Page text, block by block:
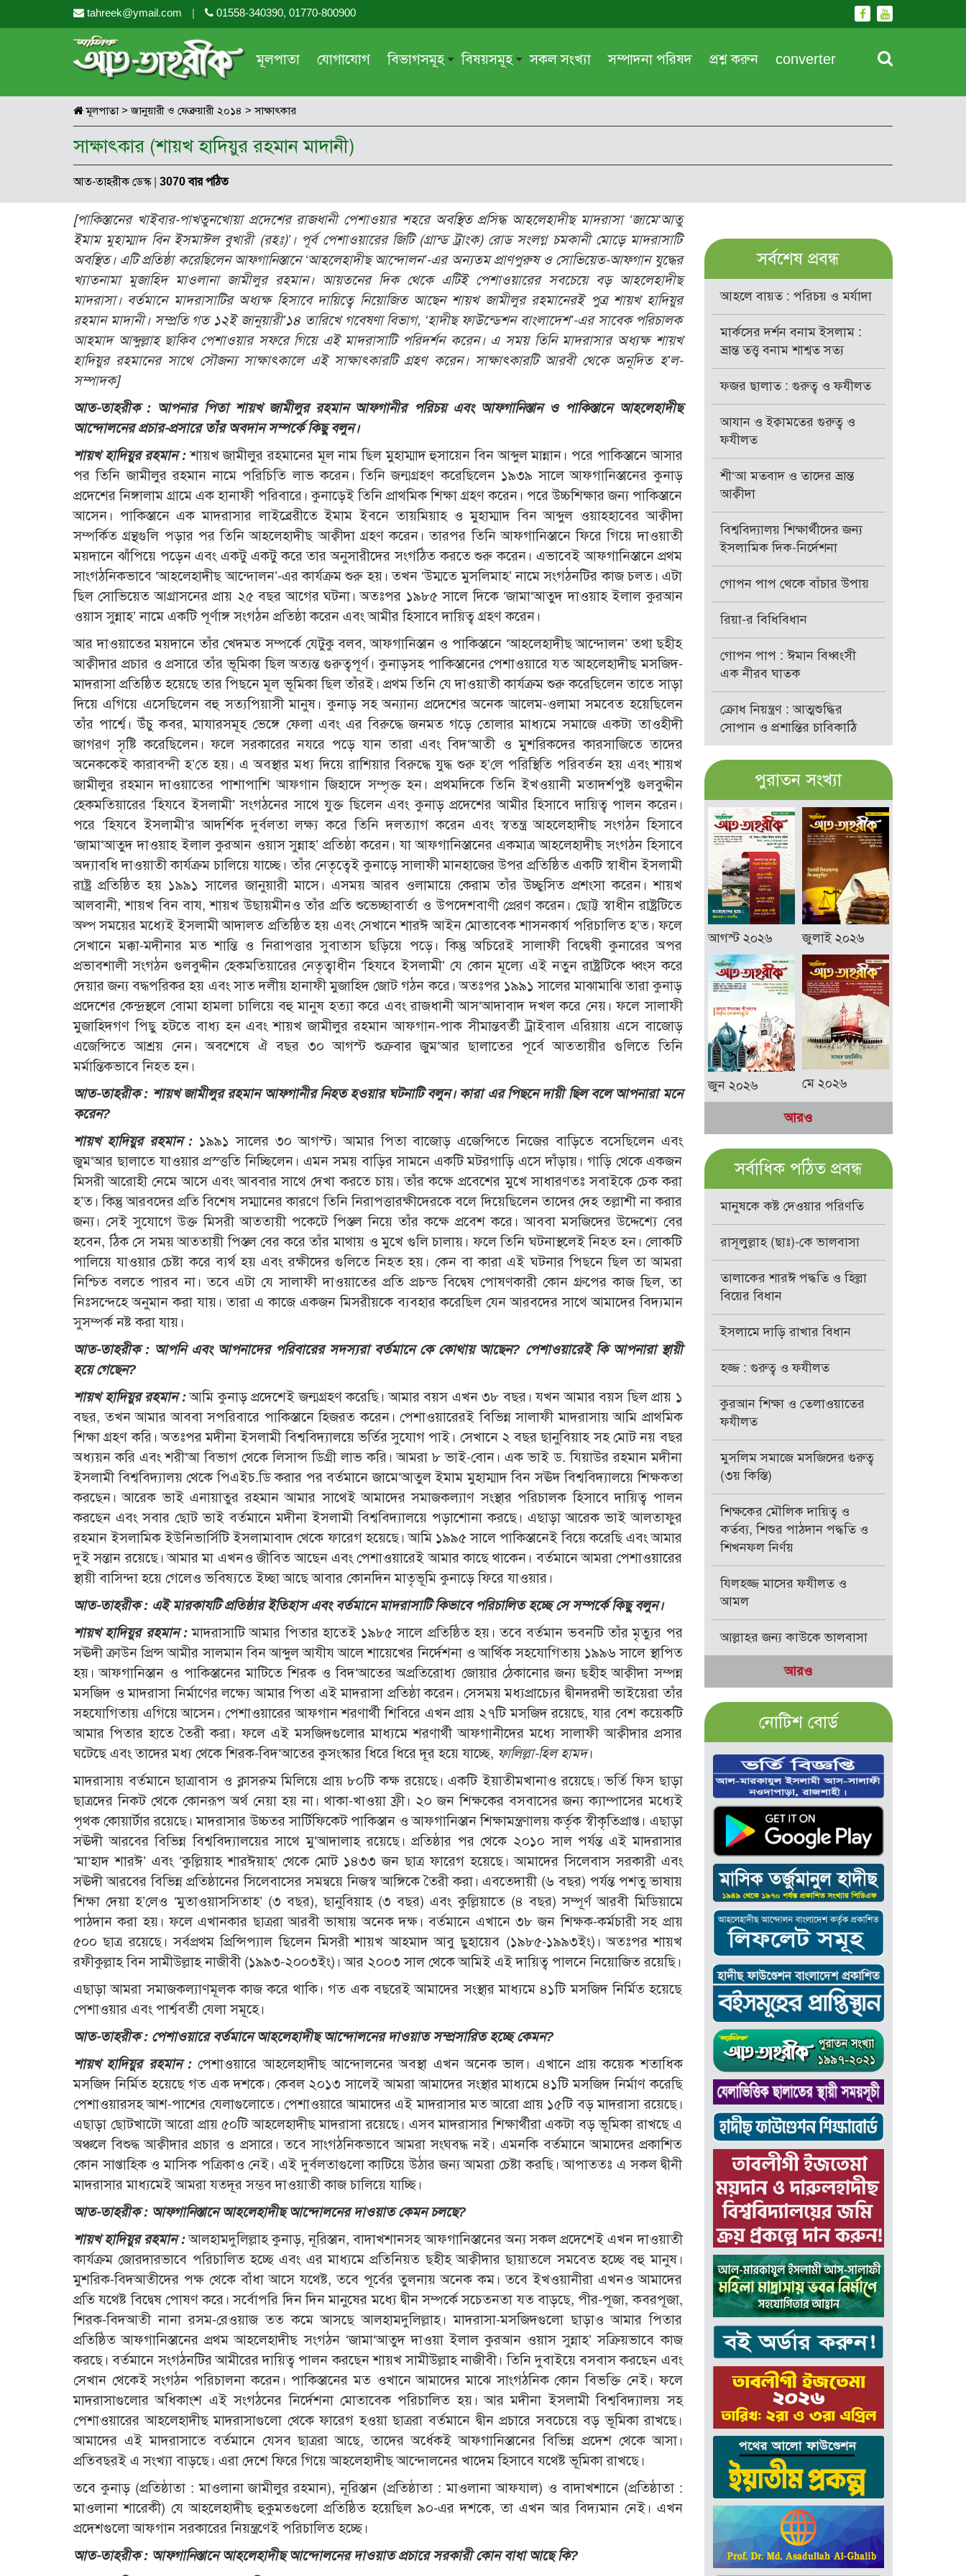
tahreek@ymail.com | 01558-340390, 01770-800900
মূলপাতা যোগাযোগ বিভাগসমূহ
সাময়িক প্রসঙ্গ
সময়ের ভাবনা
মহিলা অঙ্গন
আরও
বিষয়সমূহ
পরকাল
নীতি-নৈতিকতা
তারবিয়াত
আরও
সকল সংখ্যা সম্পাদনা পরিষদ প্রশ্ন করুন converter
মূলপাতা> জানুয়ারী ও ফেব্রুয়ারী ২০১৪ > সাক্ষাৎকার
সাক্ষাৎকার (শায়খ হাদিয়ুর রহমান মাদানী)
আত-তাহরীক ডেস্ক| 3070 বার পঠিত
[পাকিস্তানের খাইবার-পাখতুনখোয়া প্রদেশের রাজধানী পেশাওয়ার শহরে অবস্থিত প্রসিদ্ধ আহলেহাদীছ মাদরাসা ‘জামে‘আতু
ইমাম মুহাম্মাদ বিন ইসমাঈল বুখারী (রহঃ)’। পূর্ব পেশাওয়ারের জিটি (গ্রান্ড ট্রাংক) রোড সংলগ্ন চমকানী মোড়ে মাদরাসাটি
অবস্থিত। এটি প্রতিষ্ঠা করেছিলেন আফগানিস্তানে ‘আহলেহাদীছ আন্দোলন’-এর অন্যতম প্রাণপুরুষ ও সোভিয়েত-আফগান যুদ্ধের
খ্যাতনামা মুজাহিদ মাওলানা জামীলুর রহমান। আয়তনের দিক থেকে এটিই পেশাওয়ারের সবচেয়ে বড় আহলেহাদীছ
মাদরাসা। বর্তমানে মাদরাসাটির অধ্যক্ষ হিসাবে দায়িত্বে নিয়োজিত আছেন শায়খ জামীলুর রহমানেরই পুত্র শায়খ হাদিয়ুর
রহমান মাদানী। সম্প্রতি গত ১২ই জানুয়ারী’১৪ তারিখে গবেষণা বিভাগ, ‘হাদীছ ফাউন্ডেশন বাংলাদেশ’-এর সাবেক পরিচালক
আহমাদ আব্দুল্লাহ ছাকিব পেশাওয়ার সফরে গিয়ে এই মাদরাসাটি পরিদর্শন করেন। এ সময় তিনি মাদরাসার অধ্যক্ষ শায়খ
হাদিয়ুর রহমানের সাথে সৌজন্য সাক্ষাৎকালে এই সাক্ষাৎকারটি গ্রহণ করেন। সাক্ষাৎকারটি আরবী থেকে অনূদিত হ’ল-
সম্পাদক]
আত-তাহরীক : আপনার পিতা শায়খ জামীলুর রহমান আফগানীর পরিচয় এবং আফগানিস্তান ও পাকিস্তানে আহলেহাদীছ
আন্দোলনের প্রচার-প্রসারে তাঁর অবদান সম্পর্কে কিছু বলুন।
শায়খ হাদিয়ুর রহমান :শায়খ জামীলুর রহমানের মূল নাম ছিল মুহাম্মাদ হুসায়েন বিন আব্দুল মান্নান। পরে পাকিস্তানে আসার
পর তিনি জামীলুর রহমান নামে পরিচিতি লাভ করেন। তিনি জন্মগ্রহণ করেছিলেন ১৯৩৯ সালে আফগানিস্তানের কুনাড়
প্রদেশের নিঙ্গালাম গ্রামে এক হানাফী পরিবারে। কুনাড়েই তিনি প্রাথমিক শিক্ষা গ্রহণ করেন। পরে উচ্চশিক্ষার জন্য পাকিস্তানে
আসেন। পাকিস্তানে এক মাদরাসার লাইব্রেরীতে ইমাম ইবনে তায়মিয়াহ ও মুহাম্মাদ বিন আব্দুল ওয়াহহাবের আক্বীদা
সম্পর্কিত গ্রন্থগুলি পড়ার পর তিনি আহলেহাদীছ আক্বীদা গ্রহণ করেন। তারপর তিনি আফগানিস্তানে ফিরে গিয়ে দাওয়াতী
ময়দানে ঝাঁপিয়ে পড়েন এবং একটু একটু করে তার অনুসারীদের সংগঠিত করতে শুরু করেন। এভাবেই আফগানিস্তানে প্রথম
সাংগঠনিকভাবে ‘আহলেহাদীছ আন্দোলন’-এর কার্যক্রম শুরু হয়। তখন ‘উম্মতে মুসলিমাহ’ নামে সংগঠনটির কাজ চলত। এটা
ছিল সোভিয়েত আগ্রাসনের প্রায় ২৫ বছর আগের ঘটনা। অতঃপর ১৯৮৫ সালে দিকে ‘জামা‘আতুদ দাওয়াহ ইলাল কুরআন
ওয়াস সুন্নাহ’ নামে একটি পূর্ণাঙ্গ সংগঠন প্রতিষ্ঠা করেন এবং আমীর হিসাবে দায়িত্ব গ্রহণ করেন।
আর দাওয়াতের ময়দানে তাঁর খেদমত সম্পর্কে যেটুকু বলব, আফগানিস্তান ও পাকিস্তানে ‘আহলেহাদীছ আন্দোলন’ তথা ছহীহ
আক্বীদার প্রচার ও প্রসারে তাঁর ভূমিকা ছিল অত্যন্ত গুরুত্বপূর্ণ। কুনাড়সহ পাকিস্তানের পেশাওয়ারে যত আহলেহাদীছ মসজিদ-
মাদরাসা প্রতিষ্ঠিত হয়েছে তার পিছনে মূল ভূমিকা ছিল তাঁরই। প্রথম তিনি যে দাওয়াতী কার্যক্রম শুরু করেছিলেন তাতে সাড়া
দিয়ে এগিয়ে এসেছিলেন বহু সত্যপিয়াসী মানুষ। কুনাড় সহ অন্যান্য প্রদেশের অনেক আলেম-ওলামা সমবেত হয়েছিলেন
তাঁর পার্শ্বে। উঁচু কবর, মাযারসমূহ ভেঙ্গে ফেলা এবং এর বিরুদ্ধে জনমত গড়ে তোলার মাধ্যমে সমাজে একটা তাওহীদী
জাগরণ সৃষ্টি করেছিলেন। ফলে সরকারের নযরে পড়ে যান তারা এবং বিদ‘আতী ও মুশরিকদের কারসাজিতে তাদের
অনেককেই কারাবন্দী হ’তে হয়। এ অবস্থার মধ্য দিয়ে রাশিয়ার বিরুদ্ধে যুদ্ধ শুরু হ’লে পরিস্থিতি পরিবর্তন হয় এবং শায়খ
জামীলুর রহমান দাওয়াতের পাশাপাশি আফগান জিহাদে সম্পৃক্ত হন। প্রথমদিকে তিনি ইখওয়ানী মতাদর্শপুষ্ট গুলবুদ্দীন
হেকমতিয়ারের ‘হিযবে ইসলামী’ সংগঠনের সাথে যুক্ত ছিলেন এবং কুনাড় প্রদেশের আমীর হিসাবে দায়িত্ব পালন করেন।
পরে ‘হিযবে ইসলামী’র আদর্শিক দুর্বলতা লক্ষ্য করে তিনি দলত্যাগ করেন এবং স্বতন্ত্র আহলেহাদীছ সংগঠন হিসাবে
‘জামা‘আতুদ দাওয়াহ ইলাল কুরআন ওয়াস সুন্নাহ’ প্রতিষ্ঠা করেন। যা আফগানিস্তানের একমাত্র আহলেহাদীছ সংগঠন হিসাবে
অদ্যাবধি দাওয়াতী কার্যক্রম চালিয়ে যাচ্ছে। তাঁর নেতৃত্বেই কুনাড়ে সালাফী মানহাজের উপর প্রতিষ্ঠিত একটি স্বাধীন ইসলামী
রাষ্ট্র প্রতিষ্ঠিত হয় ১৯৯১ সালের জানুয়ারী মাসে। এসময় আরব ওলামায়ে কেরাম তাঁর উচ্ছ্বসিত প্রশংসা করেন। শায়খ
আলবানী, শায়খ বিন বায, শায়খ উছায়মীনও তাঁর প্রতি শুভেচ্ছাবার্তা ও উপদেশবাণী প্রেরণ করেন। ছোট্ট স্বাধীন রাষ্ট্রটিতে
অল্প সময়ের মধ্যেই ইসলামী আদালত প্রতিষ্ঠিত হয় এবং সেখানে শারঈ আইন মোতাবেক শাসনকার্য পরিচালিত হ’ত। ফলে
সেখানে মক্কা-মদীনার মত শান্তি ও নিরাপত্তার সুবাতাস ছড়িয়ে পড়ে। কিন্তু অচিরেই সালাফী বিদ্বেষী কুনারের অপর
প্রভাবশালী সংগঠন গুলবুদ্দীন হেকমতিয়ারের নেতৃত্বাধীন ‘হিযবে ইসলামী’ যে কোন মূল্যে এই নতুন রাষ্ট্রটিকে ধ্বংস করে
দেয়ার জন্য বদ্ধপরিকর হয় এবং সাত দলীয় হানাফী মুজাহিদ জোট গঠন করে। অতঃপর ১৯৯১ সালের মাঝামাঝি তারা কুনাড়
প্রদেশের কেন্দ্রস্থলে বোমা হামলা চালিয়ে বহু মানুষ হত্যা করে এবং রাজধানী আস‘আদাবাদ দখল করে নেয়। ফলে সালাফী
মুজাহিদগণ পিছু হটতে বাধ্য হন এবং শায়খ জামীলুর রহমান আফগান-পাক সীমান্তবর্তী ট্রাইবাল এরিয়ায় এসে বাজোড়
এজেন্সিতে আশ্রয় নেন। অবশেষে ঐ বছর ৩০ আগস্ট শুক্রবার জুম‘আর ছালাতের পূর্বে আততায়ীর গুলিতে তিনি
মর্মান্তিকভাবে নিহত হন।
আত-তাহরীক : শায়খ জামীলুর রহমান আফগানীর নিহত হওয়ার ঘটনাটি বলুন। কারা এর পিছনে দায়ী ছিল বলে আপনারা মনে
করেন?
শায়খ হাদিয়ুর রহমান : ১৯৯১ সালের ৩০ আগস্ট। আমার পিতা বাজোড় এজেন্সিতে নিজের বাড়িতে বসেছিলেন এবং
জুম‘আর ছালাতে যাওয়ার প্রস্ত্ততি নিচ্ছিলেন। এমন সময় বাড়ির সামনে একটি মটরগাড়ি এসে দাঁড়ায়। গাড়ি থেকে একজন
মিসরী আরোহী নেমে আসে এবং আববার সাথে দেখা করতে চায়। তাঁর কক্ষে প্রবেশের মুখে সাধারণতঃ সবাইকে চেক করা
হ’ত। কিন্তু আরবদের প্রতি বিশেষ সম্মানের কারণে তিনি নিরাপত্তারক্ষীদেরকে বলে দিয়েছিলেন তাদের দেহ তল্লাশী না করার
জন্য। সেই সুযোগে উক্ত মিসরী আততায়ী পকেটে পিস্তল নিয়ে তাঁর কক্ষে প্রবেশ করে। আববা মসজিদের উদ্দেশ্যে বের
হবেন, ঠিক সে সময় আততায়ী পিস্তল বের করে তাঁর মাথায় ও মুখে গুলি চালায়। ফলে তিনি ঘটনাস্থলেই নিহত হন। লোকটি
পালিয়ে যাওয়ার চেষ্টা করে ব্যর্থ হয় এবং রক্ষীদের গুলিতে নিহত হয়। কেন বা কারা এই ঘটনার পিছনে ছিল তা আমরা
নিশ্চিত বলতে পারব না। তবে এটা যে সালাফী দাওয়াতের প্রতি প্রচন্ড বিদ্বেষ পোষণকারী কোন গ্রুপের কাজ ছিল, তা
নিঃসন্দেহে অনুমান করা যায়। তারা এ কাজে একজন মিসরীয়কে ব্যবহার করেছিল যেন আরবদের সাথে আমাদের বিদ্যমান
সুসম্পর্ক নষ্ট করা যায়।
আত-তাহরীক : আপনি এবং আপনাদের পরিবারের সদস্যরা বর্তমানে কে কোথায় আছেন? পেশাওয়ারেই কি আপনারা স্থায়ী
হয়ে গেছেন?
শায়খ হাদিয়ুর রহমান :আমি কুনাড় প্রদেশেই জন্মগ্রহণ করেছি। আমার বয়স এখন ৩৮ বছর। যখন আমার বয়স ছিল প্রায় ১
বছর, তখন আমার আববা সপরিবারে পাকিস্তানে হিজরত করেন। পেশাওয়ারেরই বিভিন্ন সালাফী মাদরাসায় আমি প্রাথমিক
শিক্ষা গ্রহণ করি। অতঃপর মদীনা ইসলামী বিশ্ববিদ্যালয়ে ভর্তির সুযোগ পাই। সেখানে ২ বছর ছানুবিয়াহ সহ মোট নয় বছর
অধ্যয়ন করি এবং শরী‘আ বিভাগ থেকে লিসান্স ডিগ্রী লাভ করি। আমরা ৮ ভাই-বোন। এক ভাই ড. যিয়াউর রহমান মদীনা
ইসলামী বিশ্ববিদ্যালয় থেকে পিএইচ.ডি করার পর বর্তমানে জামে‘আতুল ইমাম মুহাম্মাদ বিন সঊদ বিশ্ববিদ্যালয়ে শিক্ষকতা
করছেন। আরেক ভাই এনায়াতুর রহমান আমার সাথেই আমাদের সমাজকল্যাণ সংস্থার পরিচালক হিসাবে দায়িত্ব পালন
করছেন এবং সবার ছোট ভাই বর্তমানে মদীনা ইসলামী বিশ্ববিদ্যালয়ে পড়াশোনা করছে। এছাড়া আরেক ভাই আলতাফুর
রহমান ইসলামিক ইউনিভার্সিটি ইসলামাবাদ থেকে ফারেগ হয়েছে। আমি ১৯৯৫ সালে পাকিস্তানেই বিয়ে করেছি এবং আমার
দুই সন্তান রয়েছে। আমার মা এখনও জীবিত আছেন এবং পেশাওয়ারেই আমার কাছে থাকেন। বর্তমানে আমরা পেশাওয়ারের
স্থায়ী বাসিন্দা হয়ে গেলেও ভবিষ্যতে ইচ্ছা আছে আবার কোনদিন মাতৃভূমি কুনাড়ে ফিরে যাওয়ার।
আত-তাহরীক : এই মারকাযটি প্রতিষ্ঠার ইতিহাস এবং বর্তমানে মাদরাসাটি কিভাবে পরিচালিত হচ্ছে সে সম্পর্কে কিছু বলুন।
শায়খ হাদিয়ুর রহমান :মাদরাসাটি আমার পিতার হাতেই ১৯৮৫ সালে প্রতিষ্ঠিত হয়। তবে বর্তমান ভবনটি তাঁর মৃত্যুর পর
সঊদী ক্রাউন প্রিন্স আমীর সালমান বিন আব্দুল আযীয আলে শায়েখের নির্দেশনা ও আর্থিক সহযোগিতায় ১৯৯৬ সালে স্থাপিত
হয়। আফগানিস্তান ও পাকিস্তানের মাটিতে শিরক ও বিদ‘আতের অপ্রতিরোধ্য জোয়ার ঠেকানোর জন্য ছহীহ আক্বীদা সম্পন্ন
মসজিদ ও মাদরাসা নির্মাণের লক্ষ্যে আমার পিতা এই মাদরাসা প্রতিষ্ঠা করেন। সেসময় মধ্যপ্রাচ্যের দ্বীনদরদী ভাইয়েরা তাঁর
সহযোগিতায় এগিয়ে আসেন। পেশাওয়ারের আফগান শরণার্থী শিবিরে এখন প্রায় ২৭টি মসজিদ রয়েছে, যার বেশ কয়েকটি
আমার পিতার হাতে তৈরী করা। ফলে এই মসজিদগুলোর মাধ্যমে শরণার্থী আফগানীদের মধ্যে সালাফী আক্বীদার প্রসার
ঘটেছে এবং তাদের মধ্য থেকে শিরক-বিদ‘আতের কুসংস্কার ধিরে ধিরে দূর হয়ে যাচ্ছে, ফালিল্লা-হিল হামদ।
মাদরাসায় বর্তমানে ছাত্রাবাস ও ক্লাসরুম মিলিয়ে প্রায় ৮০টি কক্ষ রয়েছে। একটি ইয়াতীমখানাও রয়েছে। ভর্তি ফিস ছাড়া
ছাত্রদের নিকট থেকে কোনরূপ অর্থ নেয়া হয় না। থাকা-খাওয়া ফ্রী। ২০ জন শিক্ষকের বসবাসের জন্য ক্যাম্পাসের মধ্যেই
পৃথক কোয়ার্টার রয়েছে। মাদরাসার উচ্চতর সার্টিফিকেট পাকিস্তান ও আফগানিস্তান শিক্ষামন্ত্রণালয় কর্তৃক স্বীকৃতিপ্রাপ্ত। এছাড়া
সঊদী আরবের বিভিন্ন বিশ্ববিদ্যালয়ের সাথে মু‘আদালাহ রয়েছে। প্রতিষ্ঠার পর থেকে ২০১০ সাল পর্যন্ত এই মাদরাসার
‘মা‘হাদ শারঈ’ এবং ‘কুল্লিয়াহ শারঈয়াহ’ থেকে মোট ১৪৩৩ জন ছাত্র ফারেগ হয়েছে। আমাদের সিলেবাস সরকারী এবং
সঊদী আরবের বিভিন্ন প্রতিষ্ঠানের সিলেবাসের সমন্বয়ে নিজস্ব আঙ্গিকে তৈরী করা। এবতেদায়ী (৬ বছর) পর্যন্ত পশতু ভাষায়
শিক্ষা দেয়া হ’লেও ‘মুতাওয়াসসিতাহ’ (৩ বছর), ছানুবিয়াহ (৩ বছর) এবং কুল্লিয়াতে (৪ বছর) সম্পূর্ণ আরবী মিডিয়ামে
পাঠদান করা হয়। ফলে এখানকার ছাত্ররা আরবী ভাষায় অনেক দক্ষ। বর্তমানে এখানে ৩৮ জন শিক্ষক-কর্মচারী সহ প্রায়
৫০০ ছাত্র রয়েছে। সর্বপ্রথম প্রিন্সিপ্যাল ছিলেন মিসরী শায়খ আহমাদ আবু ছুহায়েব (১৯৮৫-১৯৯৩ইং)। অতঃপর শায়খ
রফীকুল্লাহ বিন সামীউল্লাহ নাজীবী (১৯৯৩-২০০৩ইং)। আর ২০০৩ সাল থেকে আমিই এই দায়িত্ব পালনে নিয়োজিত রয়েছি।
এছাড়া আমরা সমাজকল্যাণমূলক কাজ করে থাকি। গত এক বছরেই আমাদের সংস্থার মাধ্যমে ৪১টি মসজিদ নির্মিত হয়েছে
পেশাওয়ার এবং পার্শ্ববর্তী যেলা সমূহে।
আত-তাহরীক : পেশাওয়ারে বর্তমানে আহলেহাদীছ আন্দোলনের দাওয়াত সম্প্রসারিত হচ্ছে কেমন?
শায়খ হাদিয়ুর রহমান :পেশাওয়ারে আহলেহাদীছ আন্দোলনের অবস্থা এখন অনেক ভাল। এখানে প্রায় কয়েক শতাধিক
মসজিদ নির্মিত হয়েছে গত এক দশকে। কেবল ২০১৩ সালেই আমরা আমাদের সংস্থার মাধ্যমে ৪১টি মসজিদ নির্মাণ করেছি
পেশাওয়ারসহ আশ-পাশের যেলাগুলোতে। পেশাওয়ারে আমাদের এই মাদরাসার মত আরো প্রায় ১৫টি বড় মাদরাসা রয়েছে।
এছাড়া ছোটখাটো আরো প্রায় ৫০টি আহলেহাদীছ মাদরাসা রয়েছে। এসব মাদরাসার শিক্ষার্থীরা একটা বড় ভূমিকা রাখছে এ
অঞ্চলে বিশুদ্ধ আক্বীদার প্রচার ও প্রসারে। তবে সাংগঠনিকভাবে আমরা সংঘবদ্ধ নই। এমনকি বর্তমানে আমাদের প্রকাশিত
কোন সাপ্তাহিক ও মাসিক পত্রিকাও নেই। এই দুর্বলতাগুলো কাটিয়ে উঠার জন্য আমরা চেষ্টা করছি। আপাততঃ এ সকল দ্বীনী
মাদরাসার মাধ্যমেই আমরা যতদূর সম্ভব দাওয়াতী কাজ চালিয়ে যাচ্ছি।
আত-তাহরীক : আফগানিস্তানে আহলেহাদীছ আন্দোলনের দাওয়াত কেমন চলছে?
শায়খ হাদিয়ুর রহমান :আলহামদুলিল্লাহ কুনাড়, নূরিস্তান, বাদাখশানসহ আফগানিস্তানের অন্য সকল প্রদেশেই এখন দাওয়াতী
কার্যক্রম জোরদারভাবে পরিচালিত হচ্ছে এবং এর মাধ্যমে প্রতিনিয়ত ছহীহ আক্বীদার ছায়াতলে সমবেত হচ্ছে বহু মানুষ।
মুশরিক-বিদআতীদের পক্ষ থেকে বাঁধা আসে যথেষ্ট, তবে পূর্বের তুলনায় অনেক কম। তবে ইখওয়ানীরা এখনও আমাদের
প্রতি যথেষ্ট বিদ্বেষ পোষণ করে। সর্বোপরি দিন দিন মানুষের মধ্যে দ্বীন সম্পর্কে সচেতনতা যত বাড়ছে, পীর-পূজা, কবরপূজা,
শিরক-বিদআতী নানা রসম-রেওয়াজ তত কমে আসছে আলহামদুলিল্লাহ। মাদরাসা-মসজিদগুলো ছাড়াও আমার পিতার
প্রতিষ্ঠিত আফগানিস্তানের প্রথম আহলেহাদীছ সংগঠন ‘জামা‘আতুদ দাওয়া ইলাল কুরআন ওয়াস সুন্নাহ’ সক্রিয়ভাবে কাজ
করছে। বর্তমানে সংগঠনটির আমীরের দায়িত্ব পালন করছেন শায়খ সামীউল্লাহ নাজীবী। তিনি দুবাইয়ে বসবাস করছেন এবং
সেখান থেকেই সংগঠন পরিচালনা করেন। পাকিস্তানের মত ওখানে আমাদের মাঝে সাংগঠনিক কোন বিভক্তি নেই। ফলে
মাদরাসাগুলোর অধিকাংশ এই সংগঠনের নির্দেশনা মোতাবেক পরিচালিত হয়। আর মদীনা ইসলামী বিশ্ববিদ্যালয় সহ
পেশাওয়ারের আহলেহাদীছ মাদরাসাগুলো থেকে ফারেগ হওয়া ছাত্ররা বর্তমানে দ্বীন প্রচারে সবচেয়ে বড় ভূমিকা রাখছে।
আমাদের এই মাদরাসাতে বর্তমানে যেসব ছাত্ররা আছে, তাদের অর্ধেকই আফগানিস্তানের বিভিন্ন প্রদেশ থেকে আসা।
প্রতিবছরই এ সংখ্যা বাড়ছে। এরা দেশে ফিরে গিয়ে আহলেহাদীছ আন্দোলনের খাদেম হিসাবে যথেষ্ট ভূমিকা রাখছে।
তবে কুনাড় (প্রতিষ্ঠাতা : মাওলানা জামীলুর রহমান), নূরিস্তান (প্রতিষ্ঠাতা : মাওলানা আফযাল) ও বাদাখশানে (প্রতিষ্ঠাতা :
মাওলানা শারেকী) যে আহলেহাদীছ হুকুমতগুলো প্রতিষ্ঠিত হয়েছিল ৯০-এর দশকে, তা এখন আর বিদ্যমান নেই। এখন
প্রদেশগুলো আফগান সরকারের নিয়ন্ত্রণেই পরিচালিত হচ্ছে।
আত-তাহরীক : আফগানিস্তানে আহলেহাদীছ আন্দোলনের দাওয়াত প্রচারে সরকারী কোন বাধা আছে কি?
সর্বশেষ প্রবন্ধ
আহলে বায়ত : পরিচয় ও মর্যাদা
মার্কসের দর্শন বনাম ইসলাম :
ভ্রান্ত তত্ত্ব বনাম শাশ্বত সত্য
ফজর ছালাত : গুরুত্ব ও ফযীলত
আযান ও ইক্বামতের গুরুত্ব ও
ফযীলত
শী‘আ মতবাদ ও তাদের ভ্রান্ত
আক্বীদা
বিশ্ববিদ্যালয় শিক্ষার্থীদের জন্য
ইসলামিক দিক-নির্দেশনা
গোপন পাপ থেকে বাঁচার উপায়
রিয়া-র বিধিবিধান
গোপন পাপ : ঈমান বিধ্বংসী
এক নীরব ঘাতক
ক্রোধ নিয়ন্ত্রণ : আত্মশুদ্ধির
সোপান ও প্রশান্তির চাবিকাঠি
পুরাতন সংখ্যা
আগস্ট ২০২৬ জুলাই ২০২৬
জুন ২০২৬ মে ২০২৬
আরও
সর্বাধিক পঠিত প্রবন্ধ
মানুষকে কষ্ট দেওয়ার পরিণতি
রাসূলুল্লাহ (ছাঃ)-কে ভালবাসা
তালাকের শারঈ পদ্ধতি ও হিল্লা
বিয়ের বিধান
ইসলামে দাড়ি রাখার বিধান
হজ্জ : গুরুত্ব ও ফযীলত
কুরআন শিক্ষা ও তেলাওয়াতের
ফযীলত
মুসলিম সমাজে মসজিদের গুরুত্ব
(৩য় কিস্তি)
শিক্ষকের মৌলিক দায়িত্ব ও
কর্তব্য, শিশুর পাঠদান পদ্ধতি ও
শিখনফল নির্ণয়
যিলহজ্জ মাসের ফযীলত ও
আমল
আল্লাহর জন্য কাউকে ভালবাসা
আরও
নোটিশ বোর্ড